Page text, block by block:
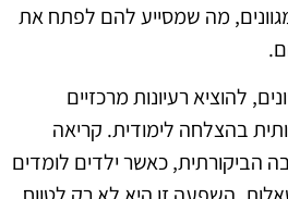
מה שמסייע להם לפתח את
להוציא רעיונות מרכזיים
בהצלחה לימודית. קריאה
הביקורתית, כאשר ילדים לומדים